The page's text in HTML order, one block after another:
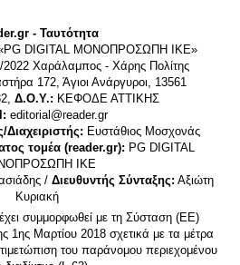
- Ταυτότητα
DIGITAL MONΟΠΡΟΣΩΠΗ ΙΚΕ»
2022 Χαράλαμπος - Χάρης Πολίτης
172, Άγιοι Ανάργυροι, 13561
Δ.Ο.Υ.: ΚΕΦΟΔΕ ΑΤΤΙΚΗΣ
editorial@reader.gr
Ευστάθιος Μοσχονάς
τομέα (reader.gr): PG DIGITAL
ΙΚΕ
/ Διευθυντής Σύνταξης: Αξιώτη
Κυριακή
έχει συμμορφωθεί με τη Σύσταση (ΕΕ)
1ης Μαρτίου 2018 σχετικά με τα μέτρα
του παράνομου περιεχομένου